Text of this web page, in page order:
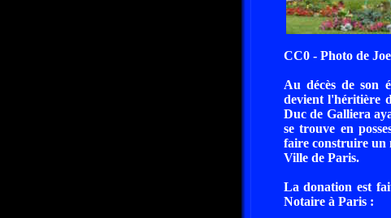
CC0 - Photo de
Au décès de son
devient l'héritière
Duc de Galliera
se trouve en
faire construire un
Ville de Paris.
La donation est
Notaire à Paris :